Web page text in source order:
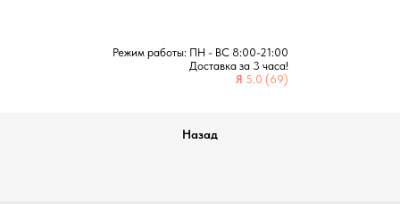
Режим работы: ПН - ВС 8:00-21:00
Доставка за 3 часа!
Я 5.0 (69)
Назад